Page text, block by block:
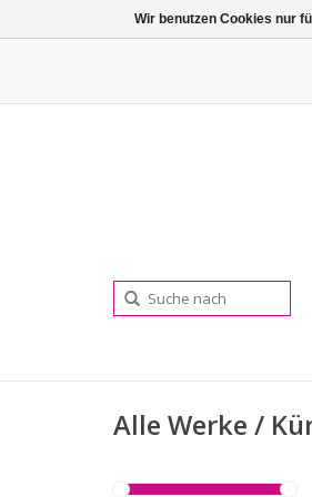
Alle Werke /
Wir benutzen Cookies nur